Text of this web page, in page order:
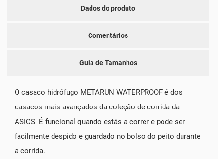
Dados do produto
Comentários
Guia de Tamanhos
O casaco hidrófugo METARUN WATERPROOF é dos
casacos mais avançados da coleção de corrida da
ASICS. É funcional quando estás a correr e pode ser
facilmente despido e guardado no bolso do peito durante
a corrida.